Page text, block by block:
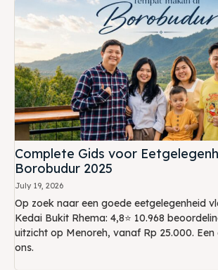
Complete Gids voor
Borobudur 2025
July 19, 2026
Op zoek naar een goede eetgelegenheid
Kedai Bukit Rhema: 4,8⭐ 10.968
uitzicht op Menoreh, vanaf Rp 25.000.
ons.